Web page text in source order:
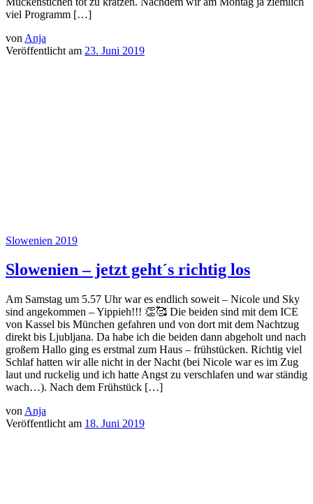
viel Programm […]
von Anja
Veröffentlicht am 23. Juni 2019
Slowenien 2019
Slowenien – jetzt geht´s richtig los
Am Samstag um 5.57 Uhr war es endlich soweit – Nicole und Sky
sind angekommen – Yippieh!!! 👏🥰 Die beiden sind mit dem ICE
von Kassel bis München gefahren und von dort mit dem Nachtzug
direkt bis Ljubljana. Da habe ich die beiden dann abgeholt und nach
großem Hallo ging es erstmal zum Haus – frühstücken. Richtig viel
Schlaf hatten wir alle nicht in der Nacht (bei Nicole war es im Zug
laut und ruckelig und ich hatte Angst zu verschlafen und war ständig
wach…). Nach dem Frühstück […]
von Anja
Veröffentlicht am 18. Juni 2019